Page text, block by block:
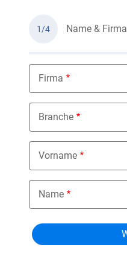
1/4 Name & Firma
Firma
Branche
Nothing selected
Vorname
Name